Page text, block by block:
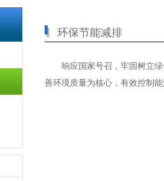
环保节能减排
响应国家号召，牢固树立
善环境质量为核心，有效控制